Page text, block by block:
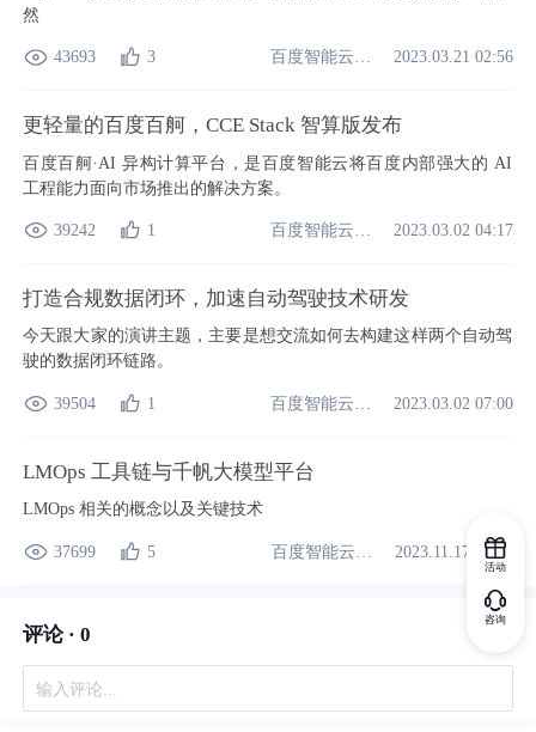
然
43693 3 2023.03.21 02:56
更轻量的百度百舸，CCE Stack 智算版发布
百度百舸·AI 异构计算平台，是百度智能云将百度内部强大的 AI
工程能力面向市场推出的解决方案。
39242 1 2023.03.02 04:17
打造合规数据闭环，加速自动驾驶技术研发
今天跟大家的演讲主题，主要是想交流如何去构建这样两个自动驾
驶的数据闭环链路。
39504 1 2023.03.02 07:00
LMOps 工具链与千帆大模型平台
LMOps 相关的概念以及关键技术
37699 5 2023.11.17 07:49
评论 ·0
输入评论...
活动
咨询